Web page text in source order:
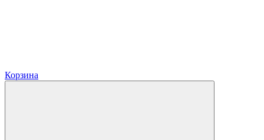
Корзина